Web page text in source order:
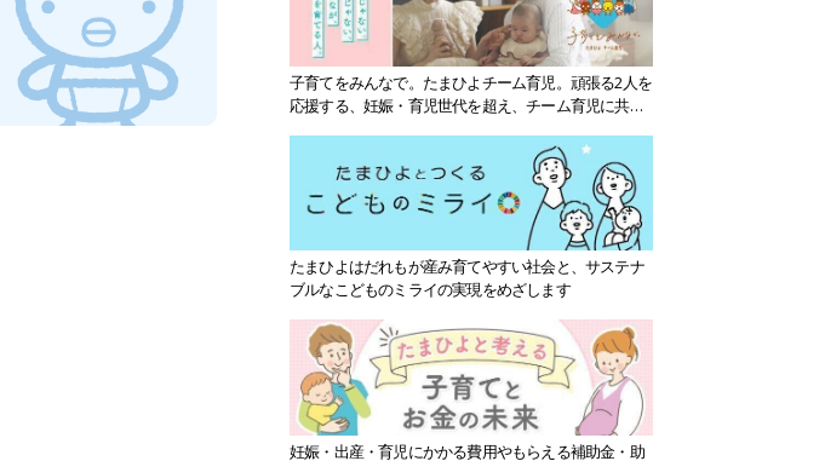
子育てをみんなで。たまひよチーム育児。頑張る2人を
応援する、妊娠・育児世代を超え、チーム育児に共感
たまひよはだれもが産み育てやすい社会と、サステナ
ブルなこどものミライの実現をめざします
妊娠・出産・育児にかかる費用やもらえる補助金・助